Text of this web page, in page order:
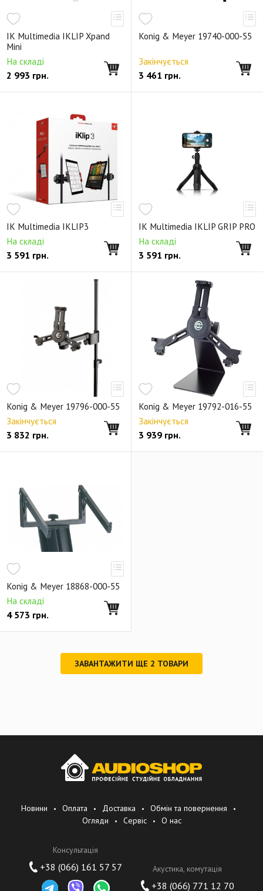
IK Multimedia IKLIP Xpand
Mini
На складі
2 993 грн.
Konig & Meyer 19740-000-55
Закінчується
3 461 грн.
IK Multimedia IKLIP3
На складі
3 591 грн.
IK Multimedia IKLIP GRIP PRO
На складі
3 591 грн.
Konig & Meyer 19796-000-55
Закінчується
3 832 грн.
Konig & Meyer 19792-016-55
Закінчується
3 939 грн.
Konig & Meyer 18868-000-55
На складі
4 573 грн.
ЗАВАНТАЖИТИ ЩЕ 2 ТОВАРИ
Новини Оплата Доставка
Обмін та повернення
Огляди
Сервіс О нас
Консультація
+38 (066) 161 57 57 Акустика, комутація
+38 (066) 771 12 70